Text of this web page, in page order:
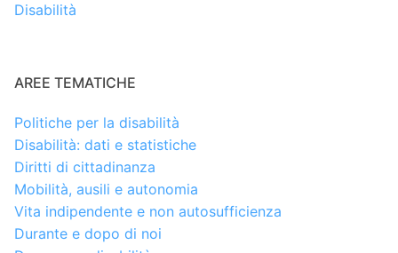
Disabilità
AREE TEMATICHE
Politiche per la disabilità
Disabilità: dati e statistiche
Diritti di cittadinanza
Mobilità, ausili e autonomia
Vita indipendente e non autosufficienza
Durante e dopo di noi